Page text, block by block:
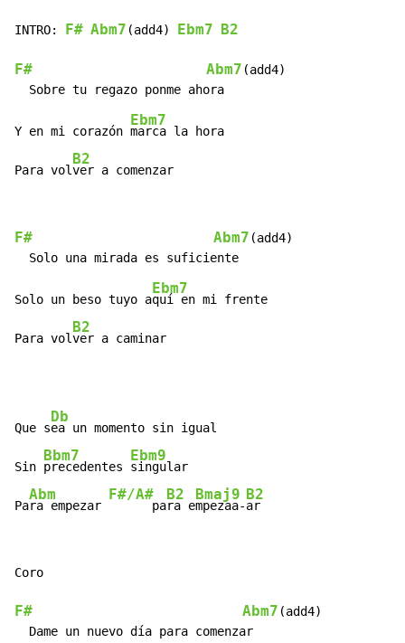
INTRO: F# Abm7 (add4) Ebm7 B2
F# Abm7 (add4)
Y en mi corazón
Ebm7
marca la hora
Para vol
B2
ver a comenzar
F# Abm7 (add4)
Solo un beso tuyo a
Ebm7
quí en mi frente
Para vol
B2
ver a caminar
Que s
Db
ea un momento sin igual
Sin
Bbm7
precedentes
Ebm9
singular
Pa
Abm
ra empezar
F#/A#
      pa
B2
ra e
Bmaj9
mpezaa-
B2
ar
Coro
F# Abm7 (add4)